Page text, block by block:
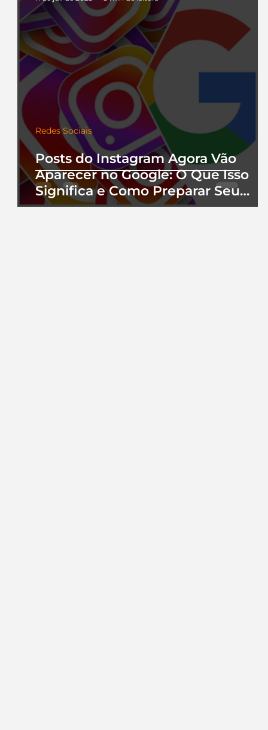
Posts do Instagram Agora Vão
Aparecer no Google: O Que Isso
Significa e Como Preparar Seu
Perfil
Redes Sociais